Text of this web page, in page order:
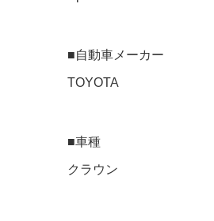
■自動車メーカー
TOYOTA
■車種
クラウン